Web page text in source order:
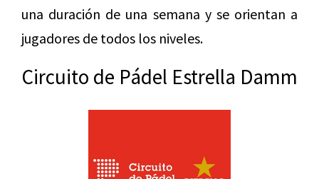
una duración de una semana y se orientan a
jugadores de todos los niveles.
Circuito de Pádel Estrella Damm